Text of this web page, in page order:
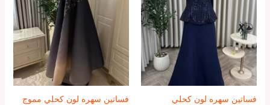
فساتين سهره لون كحلي فساتين سهره لون كحلي مموج